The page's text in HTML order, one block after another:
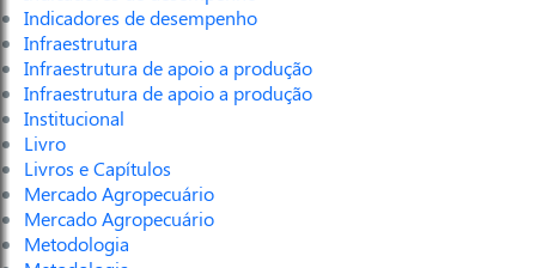
Indicadores de desempenho
Infraestrutura
Infraestrutura de apoio a produção
Infraestrutura de apoio a produção
Institucional
Livro
Livros e Capítulos
Mercado Agropecuário
Mercado Agropecuário
Metodologia